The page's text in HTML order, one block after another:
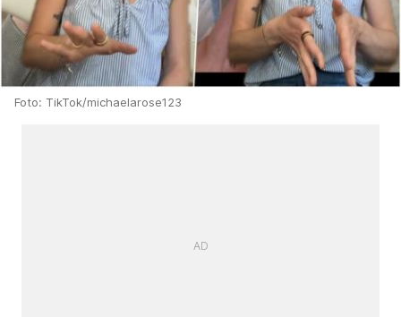
Foto: TikTok/michaelarose123